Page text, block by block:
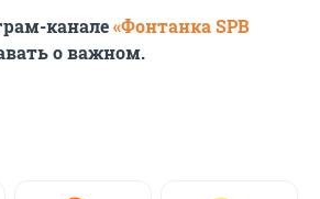
канале«Фонтанка SPB
о важном.